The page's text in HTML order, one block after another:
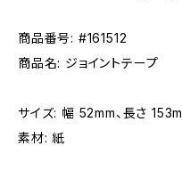
商品番号: #161512
商品名: ジョイントテープ
サイズ: 幅 52mm、長さ 153m
素材: 紙